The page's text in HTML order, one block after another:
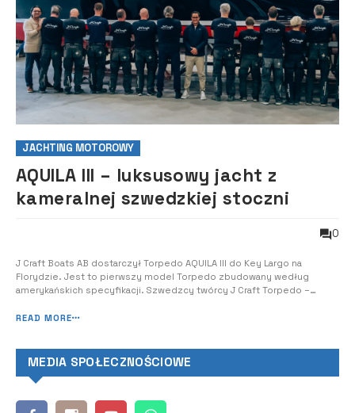
JACHTING MOTOROWY
AQUILA III – luksusowy jacht z
kameralnej szwedzkiej stoczni
0
J Craft Boats AB dostarczył Torpedo AQUILA III do Key Largo na
Florydzie. Jest to pierwszy model Torpedo zbudowany według
amerykańskich specyfikacji. Szwedzcy twórcy J Craft Torpedo –
cruisera – ogłosili pełny portfel zamówień na lata 2024 i 2025, a
READ MORE
MEDIA SPOŁECZNOŚCIOWE